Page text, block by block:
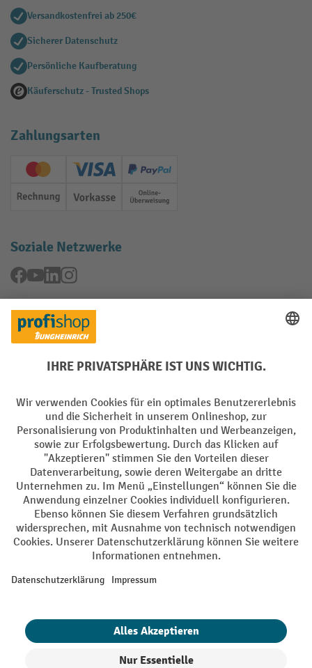
Versandkostenfrei ab 250€
Sicherer Datenschutz
Persönliche Kaufberatung
Käuferschutz - Trusted Shops
Zahlungsarten
Creditcard (Master)Creditcard (Visa)
PayPal
Rechnung Vorkasse Online-Überweisung
Soziale Netzwerke
Facebook
YouTubeLinkedInInstagram
Rücknahme-Services
Elektrogeräte Rückname
Batterie Rückname
AGB Impressum Datenschutz
Barrierefreiheit Grounding Page Privacy Settings
Alle Preise exkl. gesetzl. Mehrwertsteuer zzgl.Versandkosten und ggf.
Nachnahmegebühren, wenn nicht anders angegeben.
¹ Der Rabatt gilt so lange der Vorrat reicht. Der Rabatt gilt nicht auf
Erstregistrierung für den Newsletter gewährt. Der Gutschein ist 10
Tage gültig und kann ab einem Netto-Bestellwert von 250,- € online
eingelöst werden. Die Höhe des Rabatts variiert je nach